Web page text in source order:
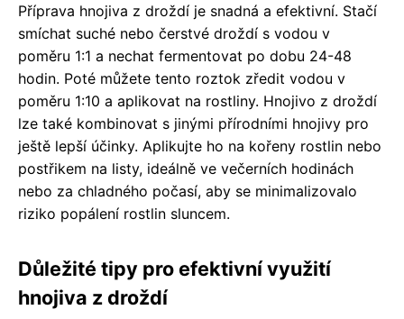
Příprava hnojiva z droždí je snadná a efektivní. Stačí
smíchat suché nebo čerstvé droždí s vodou v
poměru 1:1 a nechat fermentovat po dobu 24-48
hodin. Poté můžete tento roztok zředit vodou v
poměru 1:10 a aplikovat na rostliny. Hnojivo z droždí
lze také kombinovat s jinými přírodními hnojivy pro
ještě lepší účinky. Aplikujte ho na kořeny rostlin nebo
postřikem na listy, ideálně ve večerních hodinách
nebo za chladného počasí, aby se minimalizovalo
riziko popálení rostlin sluncem.
Důležité tipy pro efektivní využití
hnojiva z droždí